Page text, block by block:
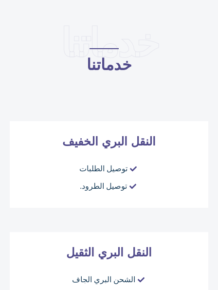
خدماتنا
خدماتنا
النقل البري الخفيف
توصيل الطلبات
توصيل الطرود.
النقل البري الثقيل
الشحن البري الجاف